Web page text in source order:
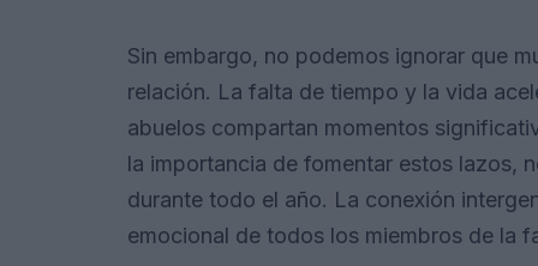
Sin embargo, no podemos ignorar que
relación. La falta de tiempo y la vida
abuelos compartan momentos
la importancia de fomentar estos lazos,
durante todo el año. La conexión
emocional de todos los miembros de la